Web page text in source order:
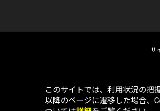
サ
このサイトでは、利用状況の把
以降のページに遷移した場合、